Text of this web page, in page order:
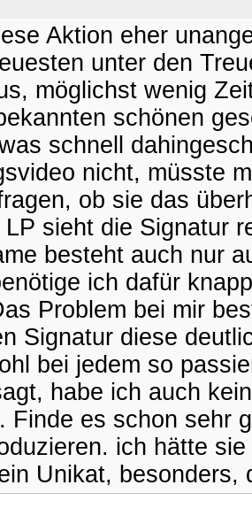
Aktion eher
unter den
möglichst wenig
schönen
schnell
nicht, müsste
ob sie das
sieht die Signatur
besteht auch nur
ich dafür
Problem bei mir
Signatur diese
bei jedem so
habe ich auch
Finde es schon sehr
ich hätte
Unikat, besonders,